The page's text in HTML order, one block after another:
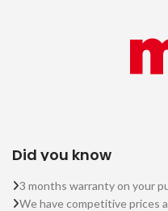
Did you know
3 months warranty on your
We have competitive prices